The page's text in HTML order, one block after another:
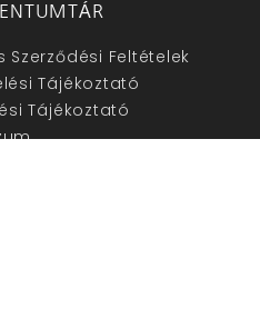
Szerződési Feltételek
Tájékoztató
Tájékoztató